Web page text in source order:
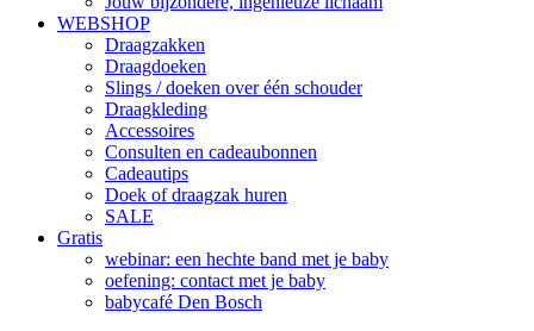
WEBSHOP
Draagzakken
Draagdoeken
Slings / doeken over één schouder
Draagkleding
Accessoires
Consulten en cadeaubonnen
Cadeautips
Doek of draagzak huren
SALE
Gratis
webinar: een hechte band met je baby
oefening: contact met je baby
babycafé Den Bosch